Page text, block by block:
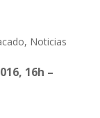
, Noticias
16h –